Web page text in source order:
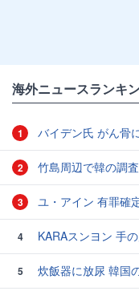
海外ニュースランキ
1 バイデン氏 がん骨
2 竹島周辺で韓の調
3 ユ・アイン 有罪確
4 KARAスンヨン 手
5
炊飯器に放尿 韓国